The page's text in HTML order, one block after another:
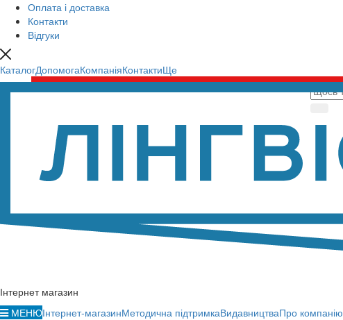
Оплата і доставка
Контакти
Відгуки
КаталогДопомогаКомпаніяКонтактиЩе
Інтернет магазин
МЕНЮІнтернет-магазинМетодична підтримкаВидавництваПро компанію